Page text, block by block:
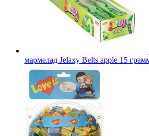
мармелад Jelaxy Belts apple 15